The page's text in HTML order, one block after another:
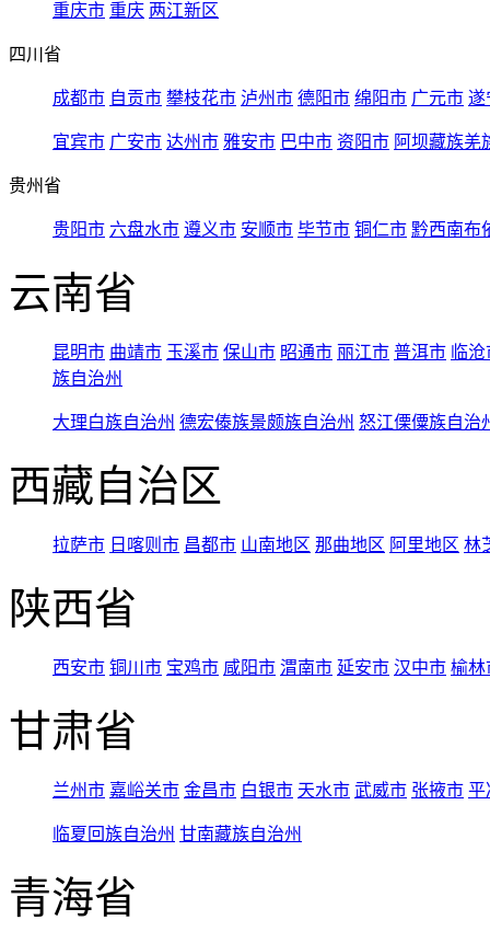
重庆市 重庆 两江新区
四川省
成都市 自贡市 攀枝花市 泸州市 德阳市 绵阳市 广元市 遂
宜宾市 广安市 达州市 雅安市 巴中市 资阳市 阿坝藏族羌
贵州省
贵阳市 六盘水市 遵义市 安顺市 毕节市 铜仁市 黔西南布
云南省
昆明市 曲靖市 玉溪市 保山市 昭通市 丽江市 普洱市 临
族自治州
大理白族自治州 德宏傣族景颇族自治州 怒江傈僳族自治
西藏自治区
拉萨市 日喀则市 昌都市 山南地区 那曲地区 阿里地区 林
陕西省
西安市 铜川市 宝鸡市 咸阳市 渭南市 延安市 汉中市 榆林
甘肃省
兰州市 嘉峪关市 金昌市 白银市 天水市 武威市 张掖市 平
临夏回族自治州 甘南藏族自治州
青海省